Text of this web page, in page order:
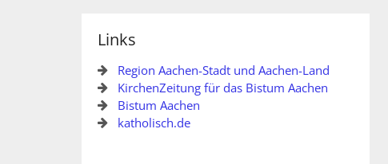
Links
Region Aachen-Stadt und Aachen-Land
KirchenZeitung für das Bistum Aachen
Bistum Aachen
katholisch.de